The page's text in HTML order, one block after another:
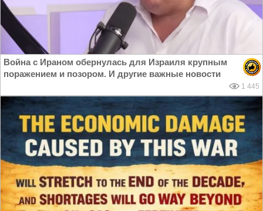
Война с Ираном обернулась для Израиля крупным
поражением и позором. И другие важные новости
1 445